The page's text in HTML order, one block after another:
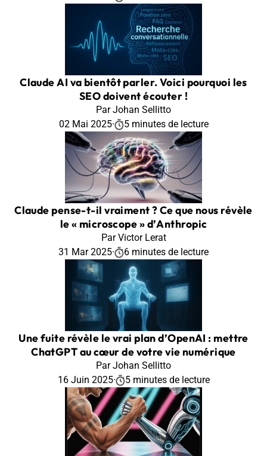
Claude AI va bientôt parler. Voici pourquoi les
SEO doivent écouter !
Par Johan Sellitto
02 Mai 2025· 5 minutes de lecture
Claude pense-t-il vraiment ? Ce que nous révèle
le « microscope » d’Anthropic
Par Victor Lerat
31 Mar 2025· 6 minutes de lecture
Une fuite révèle le vrai plan d’OpenAI : mettre
ChatGPT au cœur de votre vie numérique
Par Johan Sellitto
16 Juin 2025· 5 minutes de lecture